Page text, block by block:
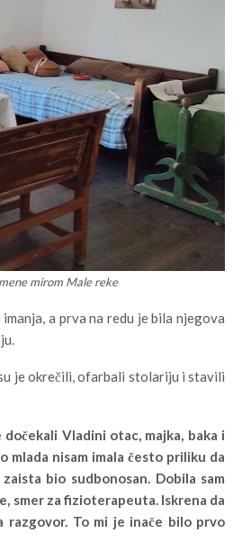
mirom Male reke
a prva na redu je bila njegova
je okrečili, ofarbali stolariju i stavili
Vladini otac, majka, baka i
nisam imala često priliku da
bio sudbonosan. Dobila sam
smer za fizioterapeuta. Iskrena da
razgovor. To mi je inače bilo prvo